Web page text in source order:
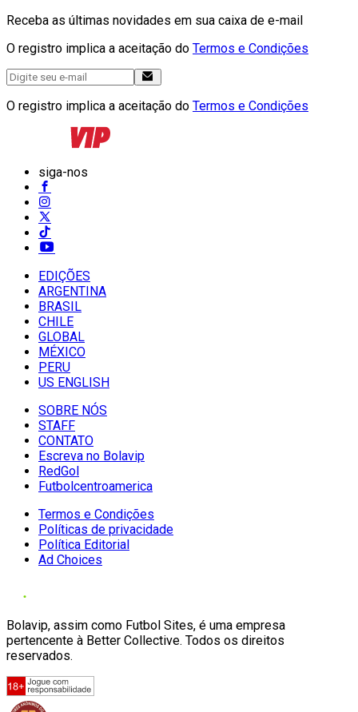
Receba as últimas novidades em sua caixa de e-mail
O registro implica a aceitação do Termos e Condições
O registro implica a aceitação do Termos e Condições
siga-nos
EDIÇÕES
ARGENTINA
BRASIL
CHILE
GLOBAL
MÉXICO
PERU
US ENGLISH
SOBRE NÓS
STAFF
CONTATO
Escreva no Bolavip
RedGol
Futbolcentroamerica
Termos e Condições
Políticas de privacidade
Política Editorial
Ad Choices
Bolavip, assim como Futbol Sites, é uma empresa
pertencente à Better Collective. Todos os direitos
reservados.